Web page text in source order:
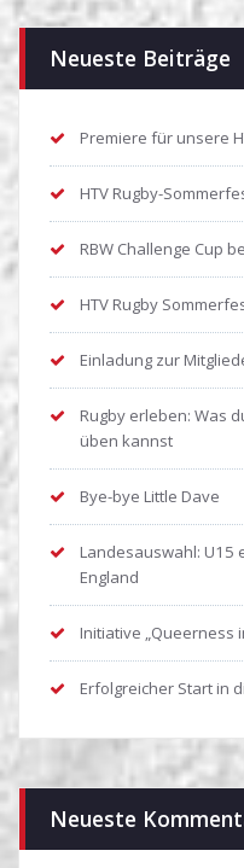
Neueste Beiträge
Premiere für unsere
HTV Rugby-
RBW Challenge Cup
HTV Rugby
Einladung zur
Rugby erleben: Was
üben kannst
Bye-bye Little Dave
Landesauswahl: U15
England
Initiative „Queerness
Erfolgreicher Start in
Neueste